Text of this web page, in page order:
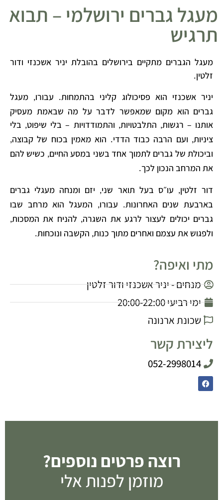
מעגל גברים ירושלמי – תבוא
תרגיש
מעגל הגברים מתקיים בירושלים בהובלת יניר אשכנזי ודור
זלטין.
יניר אשכנזי הוא פסיכולוג קליני בהתמחות. עבורו, מעגל
גברים הוא מקום שמאפשר לדבר על מה שבאמת מעסיק
אותנו – רגשות, התלבטויות, והתמודדויות – בלי שיפוט, בלי
ציניות, ועם הרבה כבוד הדדי. הוא מאמין בכוח של קבוצה,
וביכולת של גברים לתמוך אחד בשני במסע החיים, כשיש להם
את המרחב הנכון לכך.
דור זלטין, עו״ס בעל תואר שני, יזם ומנחה מעגלי גברים
בארבעת שנים האחרונות. עבורו, המעגל הוא מרחב שבו
גברים יכולים לעצור לרגע את השגרה, להניח את המסכות,
ולפגוש את עצמם ואחרים מתוך כנות, הקשבה ונוכחות.
מתי ואיפה?
מנחים - יניר אשכנזי ודור זלטין
ימי רביעי 20:00-22:00
שכונת ארנונה
ליצירת קשר
052-2998014
רוצה פרטים נוספים?
מוזמן לפנות אלי